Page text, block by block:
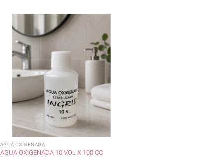
AGUA OXIGENADA
AGUA OXIGENADA 10 VOL X 100 CC